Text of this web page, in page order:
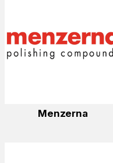
Menzerna